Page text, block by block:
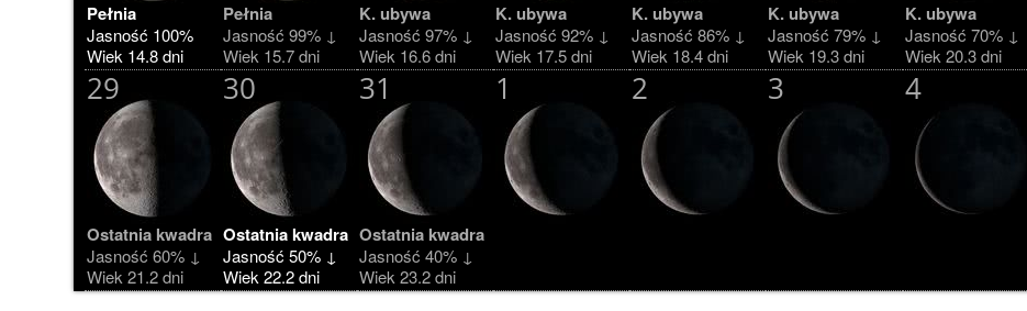
Pełnia
Jasność 100%
Wiek 14.8 dni
Pełnia
Jasność 99% ↓
Wiek 15.7 dni
K. ubywa
Jasność 97% ↓
Wiek 16.6 dni
K. ubywa
Jasność 92% ↓
Wiek 17.5 dni
K. ubywa
Jasność 86% ↓
Wiek 18.4 dni
K. ubywa
Jasność 79% ↓
Wiek 19.3 dni
K. ubywa
Jasność 70% ↓
Wiek 20.3 dni
29
Ostatnia kwadra
Jasność 60% ↓
Wiek 21.2 dni
30
Ostatnia kwadra
Jasność 50% ↓
Wiek 22.2 dni
31
Ostatnia kwadra
Jasność 40% ↓
Wiek 23.2 dni
1 2 3 4